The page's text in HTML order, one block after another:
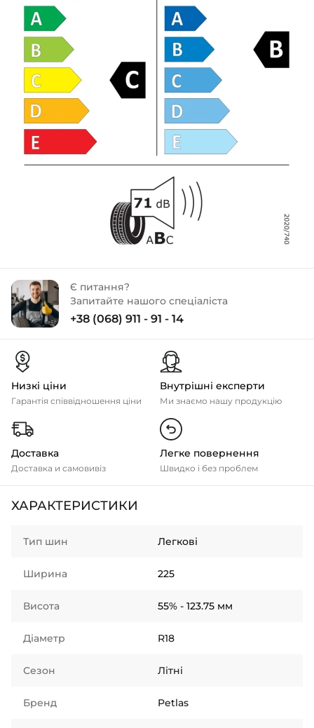
Є питання?
Запитайте нашого спеціаліста
+38 (068) 911 - 91 - 14
Низкі ціни
Гарантія співвідношення ціни
Внутрішні експерти
Ми знаємо нашу продукцію
Доставка
Доставка и самовивіз
Легке повернення
Швидко і без проблем
ХАРАКТЕРИСТИКИ
Тип шин Легкові
Ширина 225
Висота 55% - 123.75 мм
Діаметр R18
Сезон Літні
Бренд Petlas